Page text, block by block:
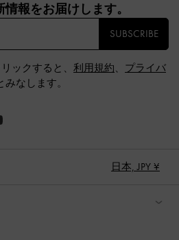
報をお届けします。​
SUBSCRIBE
ックすると、 利用規約、 プライバ
なします。
日本, JPY ¥